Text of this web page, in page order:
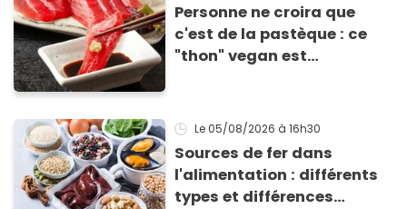
Personne ne croira que
c'est de la pastèque : ce
"thon" vegan est
Le 05/08/2026 à 16h30
Sources de fer dans
l'alimentation : différents
types et différences